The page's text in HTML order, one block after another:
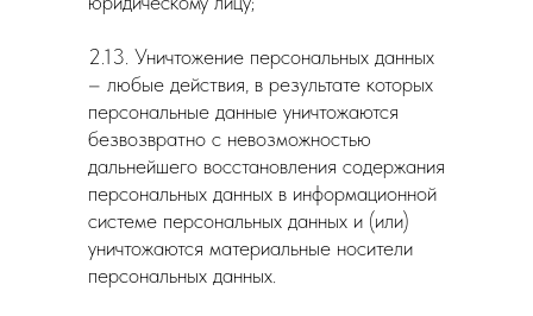
2.13. Уничтожение персональных данных
– любые действия, в результате которых
персональные данные уничтожаются
безвозвратно с невозможностью
дальнейшего восстановления содержания
персональных данных в информационной
системе персональных данных и (или)
уничтожаются материальные носители
персональных данных.